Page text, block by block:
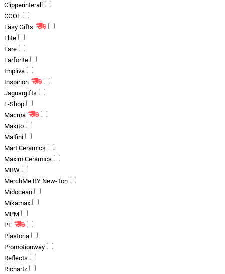
Clipperinterall
COOL
Easy Gifts
Elite
Fare
Farforite
Impliva
Inspirion
Jaguargifts
L-Shop
Macma
Makito
Malfini
Mart Ceramics
Maxim Ceramics
MBW
MerchMe BY New-Ton
Midocean
Mikamax
MPM
PF
Plastoria
Promotionway
Reflects
Richartz